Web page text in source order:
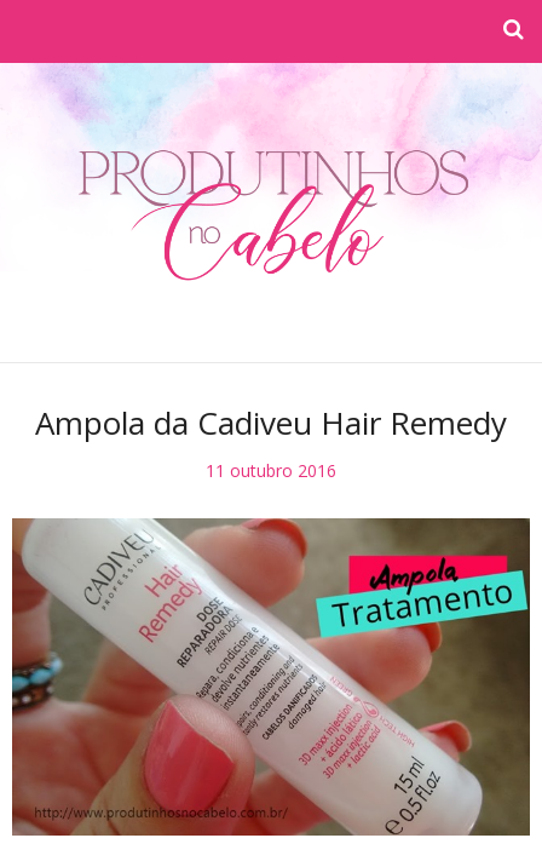
Ampola da Cadiveu Hair Remedy
11 outubro 2016